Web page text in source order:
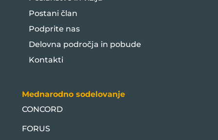
Postani član
Podprite nas
Delovna področja in pobude
Kontakti
Mednarodno sodelovanje
CONCORD
FORUS